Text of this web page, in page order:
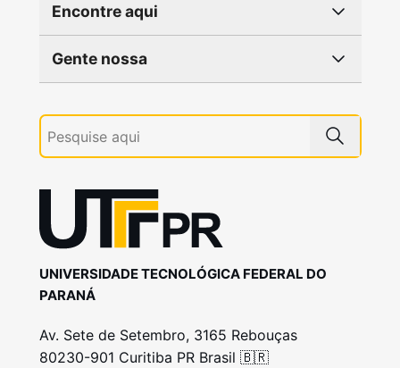
Encontre aqui
Gente nossa
UNIVERSIDADE TECNOLÓGICA FEDERAL DO
PARANÁ
Av. Sete de Setembro, 3165 Rebouças
80230-901 Curitiba PR Brasil 🇧🇷